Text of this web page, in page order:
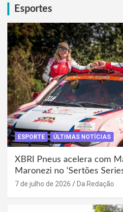
Esportes
ESPORTE ÚLTIMAS NOTÍCIAS
XBRI Pneus acelera com
Maronezi no ‘Sertões
7 de julho de 2026 Da Redação